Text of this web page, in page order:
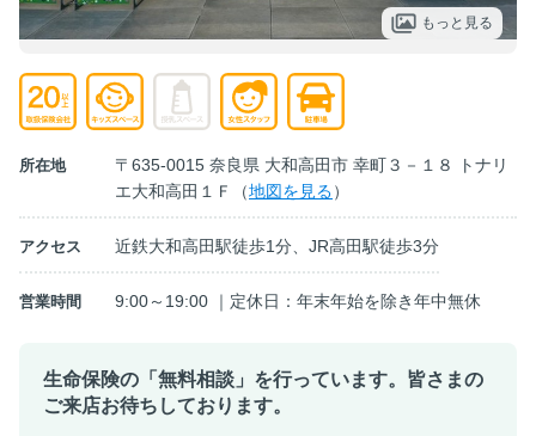
もっと見る
所在地
〒635-0015 奈良県 大和高田市 幸町３－１８ トナリ
エ大和高田１Ｆ（地図を見る）
アクセス 近鉄大和高田駅徒歩1分、JR高田駅徒歩3分
営業時間 9:00～19:00 ｜定休日：年末年始を除き年中無休
生命保険の「無料相談」を行っています。皆さまの
ご来店お待ちしております。